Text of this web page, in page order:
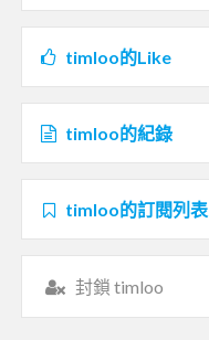
timloo的Like
timloo的紀錄
timloo的訂閱列表
封鎖 timloo